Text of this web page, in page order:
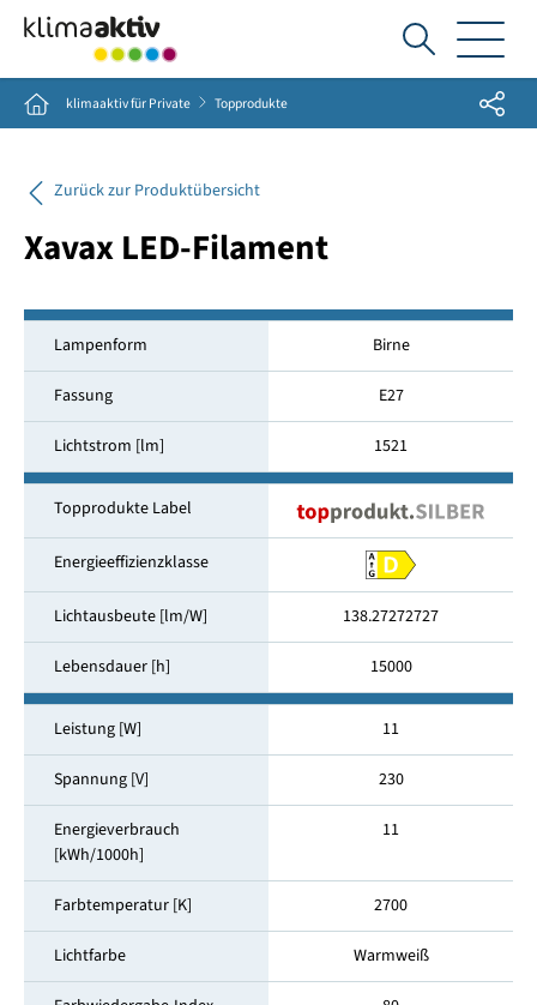
Ich
suche...
Home klimaaktiv für Private Topprodukte Share
Zurück zur Produktübersicht
Xavax LED-Filament
Lampenform Birne
Fassung E27
Lichtstrom [lm] 1521
Topprodukte Label
Energieeffizienzklasse
Lichtausbeute [lm/W] 138.27272727
Lebensdauer [h] 15000
Leistung [W] 11
Spannung [V] 230
Energieverbrauch
[kWh/1000h]
11
Farbtemperatur [K] 2700
Lichtfarbe Warmweiß